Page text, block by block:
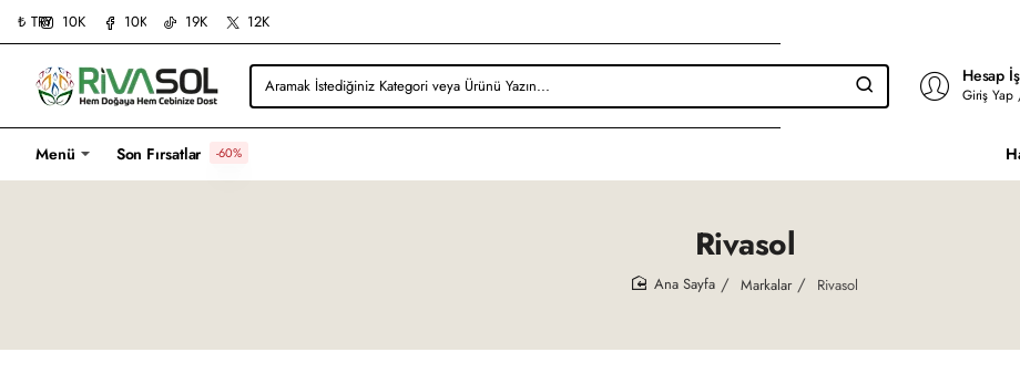
10K 10K 19K 12K
₺ TRY
Aramak
İstediğiniz
Kategori
Yazın...
Hesap
Giriş Yap
Menü Son Fırsatlar -60%
Rivasol
Markalar Rivasol